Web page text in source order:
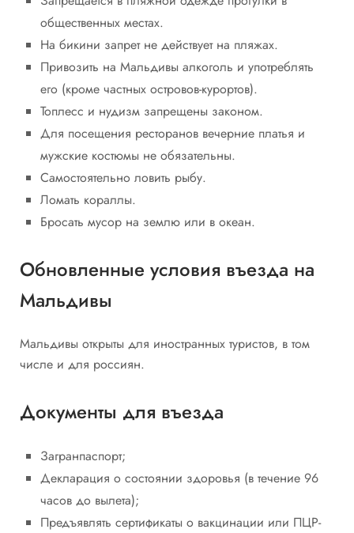
общественных местах.
На бикини запрет не действует на пляжах.
Привозить на Мальдивы алкоголь и употреблять
его (кроме частных островов-курортов).
Топлесс и нудизм запрещены законом.
Для посещения ресторанов вечерние платья и
мужские костюмы не обязательны.
Самостоятельно ловить рыбу.
Ломать кораллы.
Бросать мусор на землю или в океан.
Обновленные условия въезда на
Мальдивы
Мальдивы открыты для иностранных туристов, в том
числе и для россиян.
Документы для въезда
Загранпаспорт;
Декларация о состоянии здоровья (в течение 96
часов до вылета);
Предъявлять сертификаты о вакцинации или ПЦР-